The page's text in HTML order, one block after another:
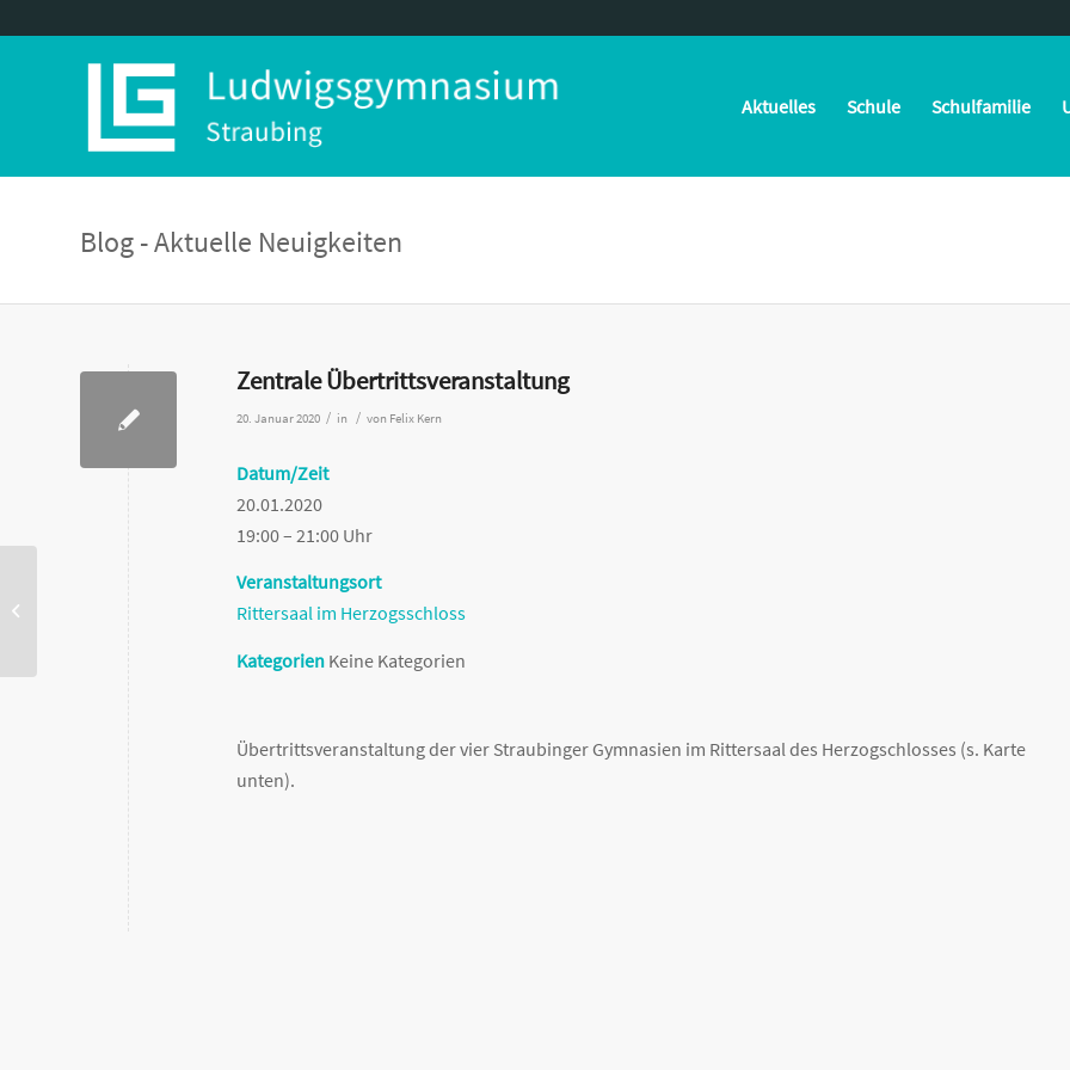
Aktuelles Schule Schulfamilie
Blog - Aktuelle Neuigkeiten
Zentrale Übertrittsveranstaltung
20. Januar 2020 / in / von Felix Kern
Datum/Zeit
20.01.2020
19:00 – 21:00 Uhr
Veranstaltungsort
Rittersaal im Herzogsschloss
Kategorien Keine Kategorien
Übertrittsveranstaltung der vier Straubinger Gymnasien im Rittersaal des Herzogschlosses (s. Karte
unten).